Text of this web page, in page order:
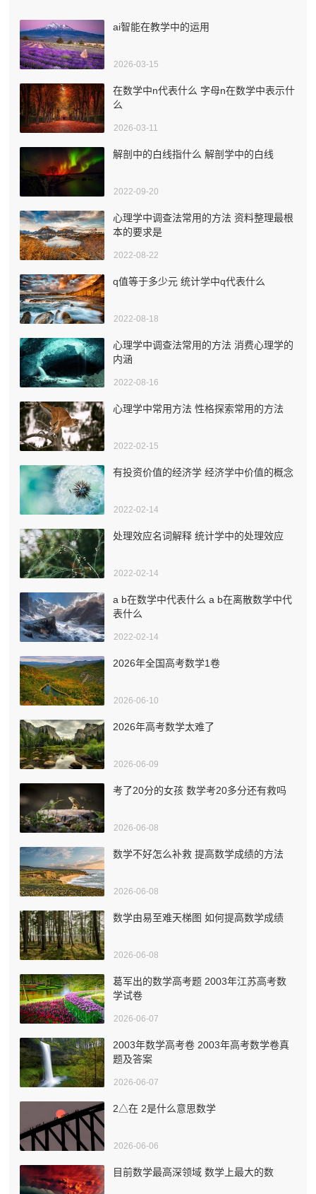
ai智能在教学中的运用
2026-03-15
在数学中n代表什么 字母n在数学中表示什
么
2026-03-11
解剖中的白线指什么 解剖学中的白线
2022-09-20
心理学中调查法常用的方法 资料整理最根
本的要求是
2022-08-22
q值等于多少元 统计学中q代表什么
2022-08-18
心理学中调查法常用的方法 消费心理学的
内涵
2022-08-16
心理学中常用方法 性格探索常用的方法
2022-02-15
有投资价值的经济学 经济学中价值的概念
2022-02-14
处理效应名词解释 统计学中的处理效应
2022-02-14
a b在数学中代表什么 a b在离散数学中代
表什么
2022-02-14
2026年全国高考数学1卷
2026-06-10
2026年高考数学太难了
2026-06-09
考了20分的女孩 数学考20多分还有救吗
2026-06-08
数学不好怎么补救 提高数学成绩的方法
2026-06-08
数学由易至难天梯图 如何提高数学成绩
2026-06-08
葛军出的数学高考题 2003年江苏高考数
学试卷
2026-06-07
2003年数学高考卷 2003年高考数学卷真
题及答案
2026-06-07
2△在 2是什么意思数学
2026-06-06
目前数学最高深领域 数学上最大的数